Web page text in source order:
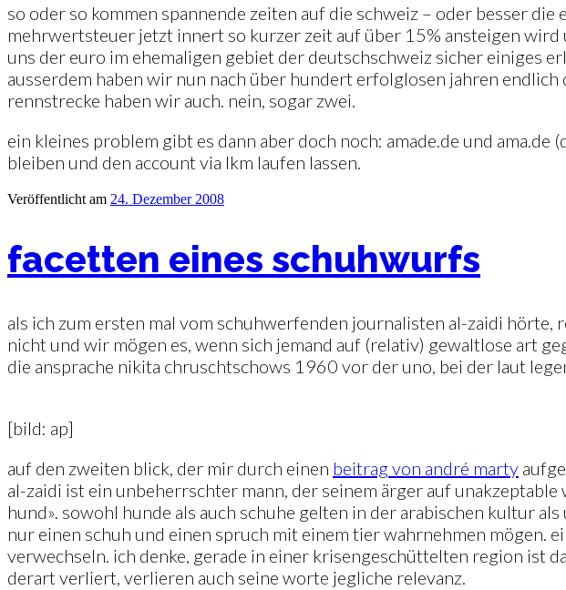
so oder so kommen spannende zeiten auf die schweiz – oder besser
mehrwertsteuer jetzt innert so kurzer zeit auf über 15% ansteigen wird
uns der euro im ehemaligen gebiet der deutschschweiz sicher einiges
ausserdem haben wir nun nach über hundert erfolglosen jahren
rennstrecke haben wir auch. nein, sogar zwei.
ein kleines problem gibt es dann aber doch noch: amade.de und
bleiben und den account via lkm laufen lassen.
Veröffentlicht am 24. Dezember 2008
facetten eines schuhwurfs
als ich zum ersten mal vom schuhwerfenden journalisten al-zaidi
nicht und wir mögen es, wenn sich jemand auf (relativ) gewaltlose art
die ansprache nikita chruschtschows 1960 vor der uno, bei der laut
[bild: ap]
auf den zweiten blick, der mir durch einen beitrag von andré marty
al-zaidi ist ein unbeherrschter mann, der seinem ärger auf
hund». sowohl hunde als auch schuhe gelten in der arabischen kultur
nur einen schuh und einen spruch mit einem tier wahrnehmen
verwechseln. ich denke, gerade in einer krisengeschüttelten region ist
derart verliert, verlieren auch seine worte jegliche relevanz.